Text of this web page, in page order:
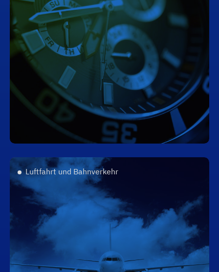
Luftfahrt und Bahnverkehr